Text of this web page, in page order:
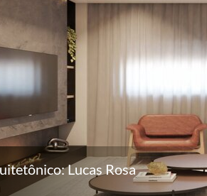
Lucas Rosa